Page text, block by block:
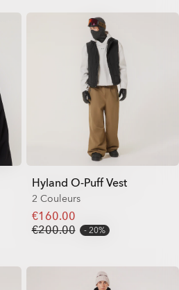
Hyland O-Puff Vest
2 Couleurs
€160.00
€200.00
20%